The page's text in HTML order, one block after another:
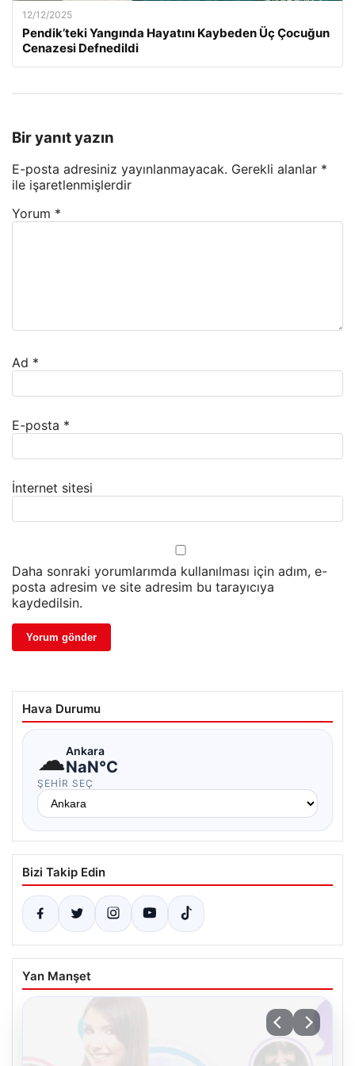
12/12/2025
Pendik’teki Yangında Hayatını Kaybeden Üç Çocuğun
Cenazesi Defnedildi
Bir yanıt yazın
E-posta adresiniz yayınlanmayacak. Gerekli alanlar *
ile işaretlenmişlerdir
Yorum *
Ad *
E-posta *
İnternet sitesi
Daha sonraki yorumlarımda kullanılması için adım, e-
posta adresim ve site adresim bu tarayıcıya
kaydedilsin.
Hava Durumu
☁Ankara
NaN°C
ŞEHIR SEÇ
Bizi Takip Edin
Yan Manşet